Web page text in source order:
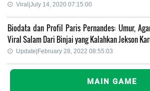
Viral|July 14, 2020 07:15:00
Biodata dan Profil Paris Pernandes: Umur,
Viral Salam Dari Binjai yang Kalahkan Jekson
Update|February 28, 2022 08:55:03
MAIN GAME